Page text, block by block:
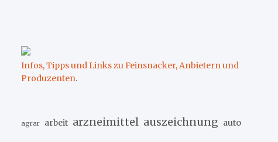
Infos, Tipps und Links zu Feinsnacker, Anbietern und
Produzenten.
agrar arbeit arzneimittel auszeichnung auto